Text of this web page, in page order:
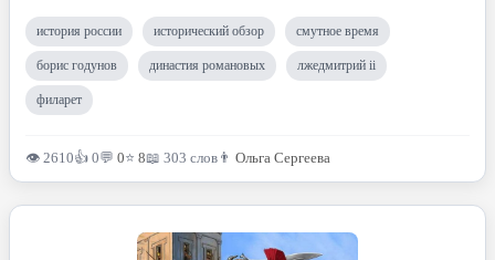
история россии исторический обзор смутное время
борис годунов династия романовых лжедмитрий ii
филарет
👁 2610👍 0💬 0⭐ 8📖 303 слов 👨 Ольга Сергеева